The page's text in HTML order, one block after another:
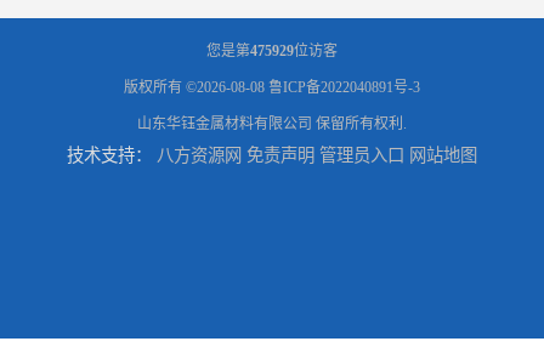
您是第475929位访客
版权所有 ©2026-08-08 鲁ICP备2022040891号-3
山东华钰金属材料有限公司 保留所有权利.
技术支持： 八方资源网 免责声明 管理员入口 网站地图